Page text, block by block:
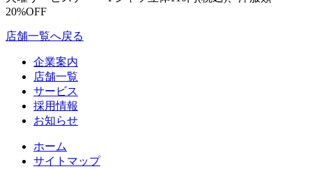
20%OFF
店舗一覧へ戻る
企業案内
店舗一覧
サービス
採用情報
お知らせ
ホーム
サイトマップ